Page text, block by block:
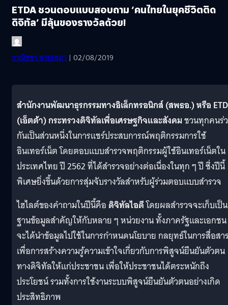
ETDA ชวนตอบแบบสอบถาม ‘คนไทยในยุคชีวิตติด
ดิจิทัล’ มีลุ้นของรางวัลด้วย!
วาณิชชา สายเสมา | 02/08/2019
สำนักงานพัฒนาธุรกรรมทางอิเล็กทรอนิกส์ (สพธอ.) หรือ
(เอ็ตด้า) กระทรวงดิจิทัลเพื่อเศรษฐกิจและสังคมชวนทุกคนร่
กันเป็นส่วนหนึ่งในการแชร์ประสบการณ์พฤติกรรมการใช้
อินเทอร์เน็ต โดยตอบแบบสำรวจพฤติกรรมผู้ใช้อินเทอร์เน็ตใน
ประเทศไทย ปี 2562 ที่ได้สำรวจอย่างต่อเนื่องในทุก ๆ ปี ซึ่งปีนี้
พิเศษยิ่งขึ้นด้วยการสุ่มจับรางวัลสำหรับผู้ร่วมตอบแบบสำรวจ
ไฮไลต์ของคำถามในปีนี้คือ ดิจิทัลไอดีโดยผลสำรวจจะเก็บเป็น
ฐานข้อมูลสำคัญให้กับหลาย ๆ หน่วยงาน ทั้งภาครัฐและเอกชน
จะได้นำข้อมูลไปใช้ในการกำหนดนโยบาย กลยุทธ์ในการสื่อสา
เพื่อการสร้างความรู้ความเข้าใจเกี่ยวกับการพิสูจน์ยืนยันตัวตน
ทางดิจิทัลให้แก่ประชาชน เพื่อให้ประชาชนได้ตระหนักถึง
ประโยชน์ รวมทั้งการใช้งานระบบพิสูจน์ยืนยันตัวตนอย่างเกิด
ประสิทธิภาพ